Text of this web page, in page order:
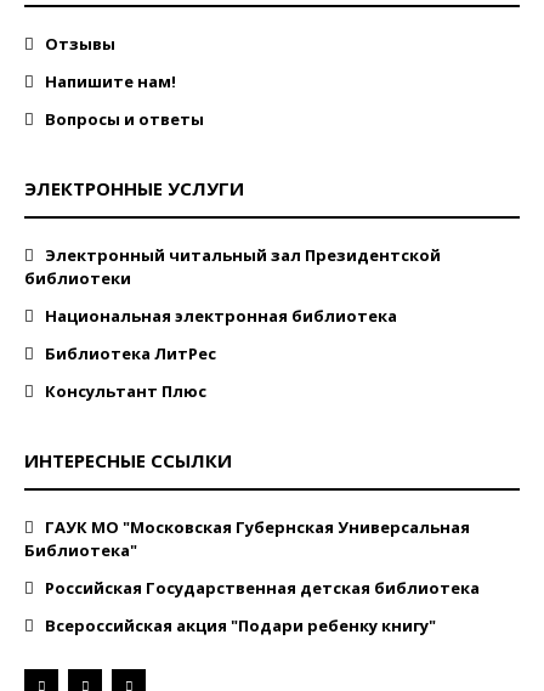
Отзывы
Напишите нам!
Вопросы и ответы
ЭЛЕКТРОННЫЕ УСЛУГИ
Электронный читальный зал Президентской
библиотеки
Национальная электронная библиотека
Библиотека ЛитРес
Консультант Плюс
ИНТЕРЕСНЫЕ ССЫЛКИ
ГАУК МО "Московская Губернская Универсальная
Библиотека"
Российская Государственная детская библиотека
Всероссийская акция "Подари ребенку книгу"